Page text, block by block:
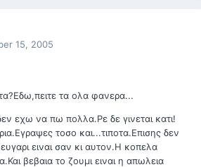
15, 2005
τα ολα φανερα...
εχω να πω πολλα.Ρε δε γινεται κατι!
τοσο και...τιποτα.Επισης δεν
ειναι σαν κι αυτον.Η κοπελα
βεβαια το ζουμι ειναι η απωλεια